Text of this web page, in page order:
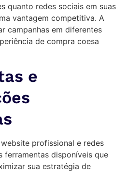
quanto redes sociais em suas
vantagem competitiva. A
campanhas em diferentes
de compra coesa
e
profissional e redes
ferramentas disponíveis que
sua estratégia de